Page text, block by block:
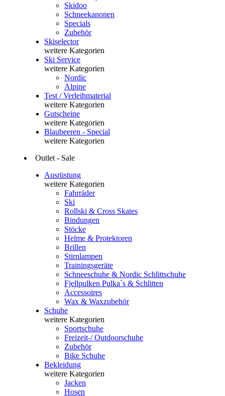
Skidoo
Schneekanonen
Specials
Zubehör
Skiselector
weitere Kategorien
Ski Service
weitere Kategorien
Nordic
Alpine
Test / Verleihmaterial
weitere Kategorien
Gutscheine
weitere Kategorien
Blaubeeren - Special
weitere Kategorien
Outlet - Sale
Ausrüstung
weitere Kategorien
Fahrräder
Ski
Rollski & Cross Skates
Bindungen
Stöcke
Helme & Protektoren
Brillen
Stirnlampen
Trainingsgeräte
Schneeschuhe & Nordic Schlittschuhe
Fjellpulken Pulka`s & Schlitten
Accessoires
Wax & Waxzubehör
Schuhe
weitere Kategorien
Sportschuhe
Freizeit-/ Outdoorschuhe
Zubehör
Bike Schuhe
Bekleidung
weitere Kategorien
Jacken
Hosen